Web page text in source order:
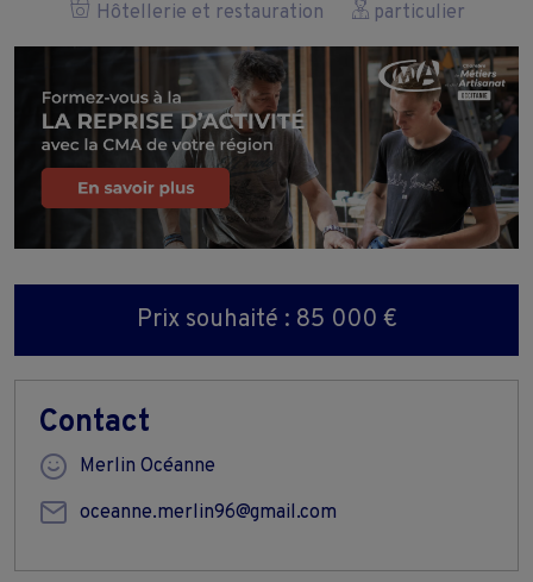
Hôtellerie et restauration particulier
Prix souhaité : 85 000 €
Contact
Merlin Océanne
oceanne.merlin96@gmail.com